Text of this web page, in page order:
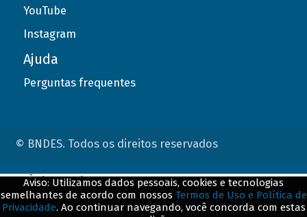
YouTube
Instagram
Ajuda
Perguntas frequentes
© BNDES. Todos os direitos reservados
Aviso: Utilizamos dados pessoais, cookies e tecnologias
semelhantes de acordo com nossos Termos de Uso e Política de
Privacidade. Ao continuar navegando, você concorda com estas
ConteÃºdo complementar
${title}${badge}